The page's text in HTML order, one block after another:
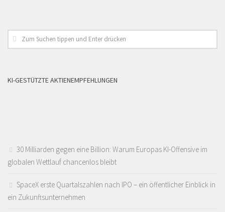
KI-GESTÜTZTE AKTIENEMPFEHLUNGEN
30 Milliarden gegen eine Billion: Warum Europas KI-Offensive im
globalen Wettlauf chancenlos bleibt
SpaceX erste Quartalszahlen nach IPO – ein öffentlicher Einblick in
ein Zukunftsunternehmen